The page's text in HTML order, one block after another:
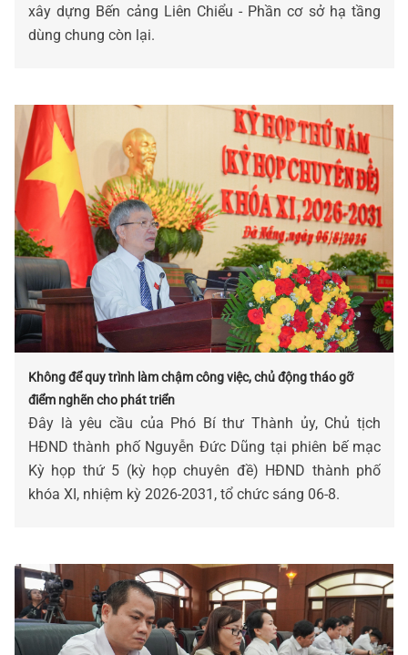
xây dựng Bến cảng Liên Chiểu - Phần cơ sở hạ tầng
dùng chung còn lại.
Không để quy trình làm chậm công việc, chủ động tháo gỡ
điểm nghẽn cho phát triển
Đây là yêu cầu của Phó Bí thư Thành ủy, Chủ tịch
HĐND thành phố Nguyễn Đức Dũng tại phiên bế mạc
Kỳ họp thứ 5 (kỳ họp chuyên đề) HĐND thành phố
khóa XI, nhiệm kỳ 2026-2031, tổ chức sáng 06-8.